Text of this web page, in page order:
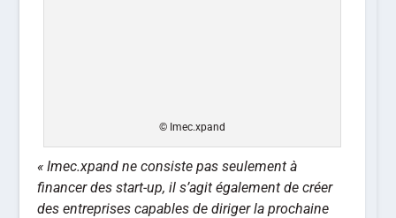
© Imec.xpand
« Imec.xpand ne consiste pas seulement à
financer des start-up, il s’agit également de créer
des entreprises capables de diriger la prochaine